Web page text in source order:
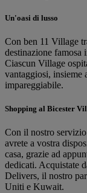
Un'oasi di lusso
Con ben 11 Village
destinazione
Ciascun Village
vantaggiosi, insieme
impareggiabile.
Shopping al Bicester
Con il nostro
avrete a vostra
casa, grazie ad
dedicati. Acquistate
Delivers, il nostro
Uniti e Kuwait.